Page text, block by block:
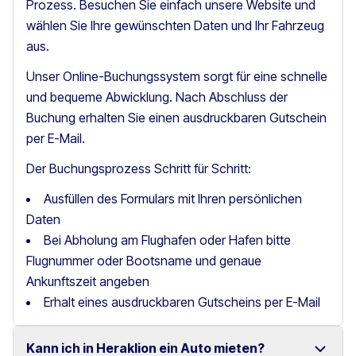
Prozess. Besuchen Sie einfach unsere Website und
wählen Sie Ihre gewünschten Daten und Ihr Fahrzeug
aus.
Unser Online-Buchungssystem sorgt für eine schnelle
und bequeme Abwicklung. Nach Abschluss der
Buchung erhalten Sie einen ausdruckbaren Gutschein
per E-Mail.
Der Buchungsprozess Schritt für Schritt:
Ausfüllen des Formulars mit Ihren persönlichen
Daten
Bei Abholung am Flughafen oder Hafen bitte
Flugnummer oder Bootsname und genaue
Ankunftszeit angeben
Erhalt eines ausdruckbaren Gutscheins per E-Mail
Kann ich in Heraklion ein Auto mieten?